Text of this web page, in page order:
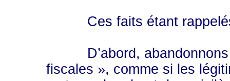
Ces faits étant rappelés,
D’abord, abandonnons
fiscales », comme si les